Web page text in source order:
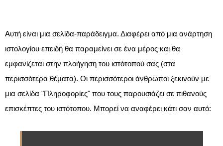
Αυτή είναι μια σελίδα-παράδειγμα. Διαφέρει από μια ανάρτηση
ιστολογίου επειδή θα παραμείνει σε ένα μέρος και θα
εμφανίζεται στην πλοήγηση του ιστότοπού σας (στα
περισσότερα θέματα). Οι περισσότεροι άνθρωποι ξεκινούν με
μια σελίδα "Πληροφορίες" που τους παρουσιάζει σε πιθανούς
επισκέπτες του ιστότοπου. Μπορεί να αναφέρει κάτι σαν αυτό: